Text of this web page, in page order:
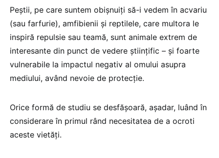
Peștii, pe care suntem obișnuiți să-i vedem în acvariu
(sau farfurie), amfibienii și reptilele, care multora le
inspiră repulsie sau teamă, sunt animale extrem de
interesante din punct de vedere științific – și foarte
vulnerabile la impactul negativ al omului asupra
mediului, având nevoie de protecție.
Orice formă de studiu se desfășoară, așadar, luând în
considerare în primul rând necesitatea de a ocroti
aceste vietăți.